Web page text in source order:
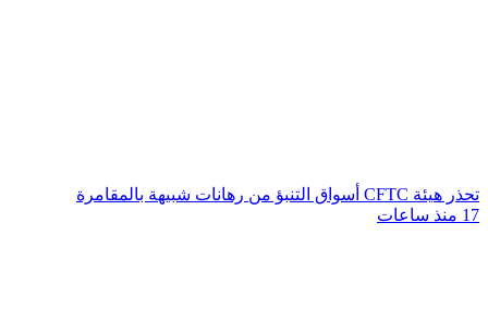
تحذر هيئة CFTC أسواق التنبؤ من رهانات شبيهة بالمقامرة
17 منذ ساعات